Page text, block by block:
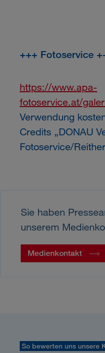
+++ Fotoservice
https://www.apa-
fotoservice.at/
Verwendung
Credits „DONAU
Fotoservice/
Sie haben
unserem
Medienkontakt
So bewerten uns unsere